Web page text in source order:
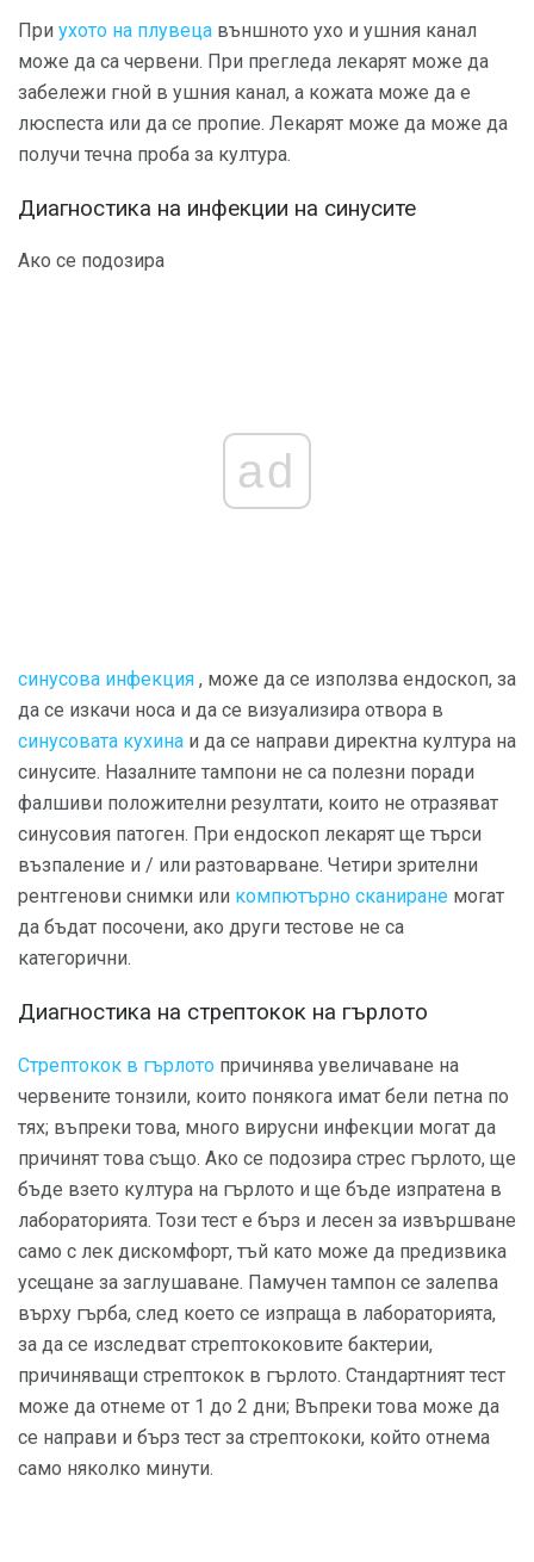
При ухото на плувеца външното ухо и ушния канал
може да са червени. При прегледа лекарят може да
забележи гной в ушния канал, а кожата може да е
люспеста или да се пропие. Лекарят може да може да
получи течна проба за култура.
Диагностика на инфекции на синусите
Ако се подозира
ad
синусова инфекция , може да се използва ендоскоп, за
да се изкачи носа и да се визуализира отвора в
синусовата кухина и да се направи директна култура на
синусите. Назалните тампони не са полезни поради
фалшиви положителни резултати, които не отразяват
синусовия патоген. При ендоскоп лекарят ще търси
възпаление и / или разтоварване. Четири зрителни
рентгенови снимки или компютърно сканиране могат
да бъдат посочени, ако други тестове не са
категорични.
Диагностика на стрептокок на гърлото
Стрептокок в гърлото причинява увеличаване на
червените тонзили, които понякога имат бели петна по
тях; въпреки това, много вирусни инфекции могат да
причинят това също. Ако се подозира стрес гърлото, ще
бъде взето култура на гърлото и ще бъде изпратена в
лабораторията. Този тест е бърз и лесен за извършване
само с лек дискомфорт, тъй като може да предизвика
усещане за заглушаване. Памучен тампон се залепва
върху гърба, след което се изпраща в лабораторията,
за да се изследват стрептококовите бактерии,
причиняващи стрептокок в гърлото. Стандартният тест
може да отнеме от 1 до 2 дни; Въпреки това може да
се направи и бърз тест за стрептококи, който отнема
само няколко минути.